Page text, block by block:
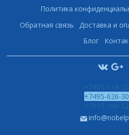
Политика
Обратная связь
Доставка и
Блог
+7495-118-
+7495-626-
+7915-160-